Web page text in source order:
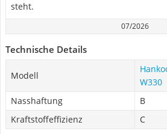
steht.
07/2026
Technische Details
Modell
W330
Nasshaftung
B
Kraftstoffeffizienz
C